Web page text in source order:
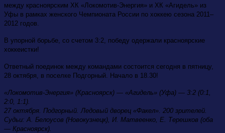
между красноярским ХК «Локомотив-Энергия» и ХК «Агидель» из
Уфы в рамках женского Чемпионата России по хоккею сезона 2011–
2012 годов.
В упорной борьбе, со счетом 3:2, победу одержали красноярские
хоккеистки!
Ответный поединок между командами состоится сегодня в пятницу,
28 октября, в поселке Подгорный. Начало в 18.30!
«Локомотив-Энергия» (Красноярск) — «Агидель» (Уфа) — 3:2 (0:1,
2:0, 1:1).
27 октября. Подгорный. Ледовый дворец «Факел». 200 зрителей.
Судьи: А. Белоусов (Новокузнецк), И. Матвеенко, Е. Терешков (оба
— Красноярск).